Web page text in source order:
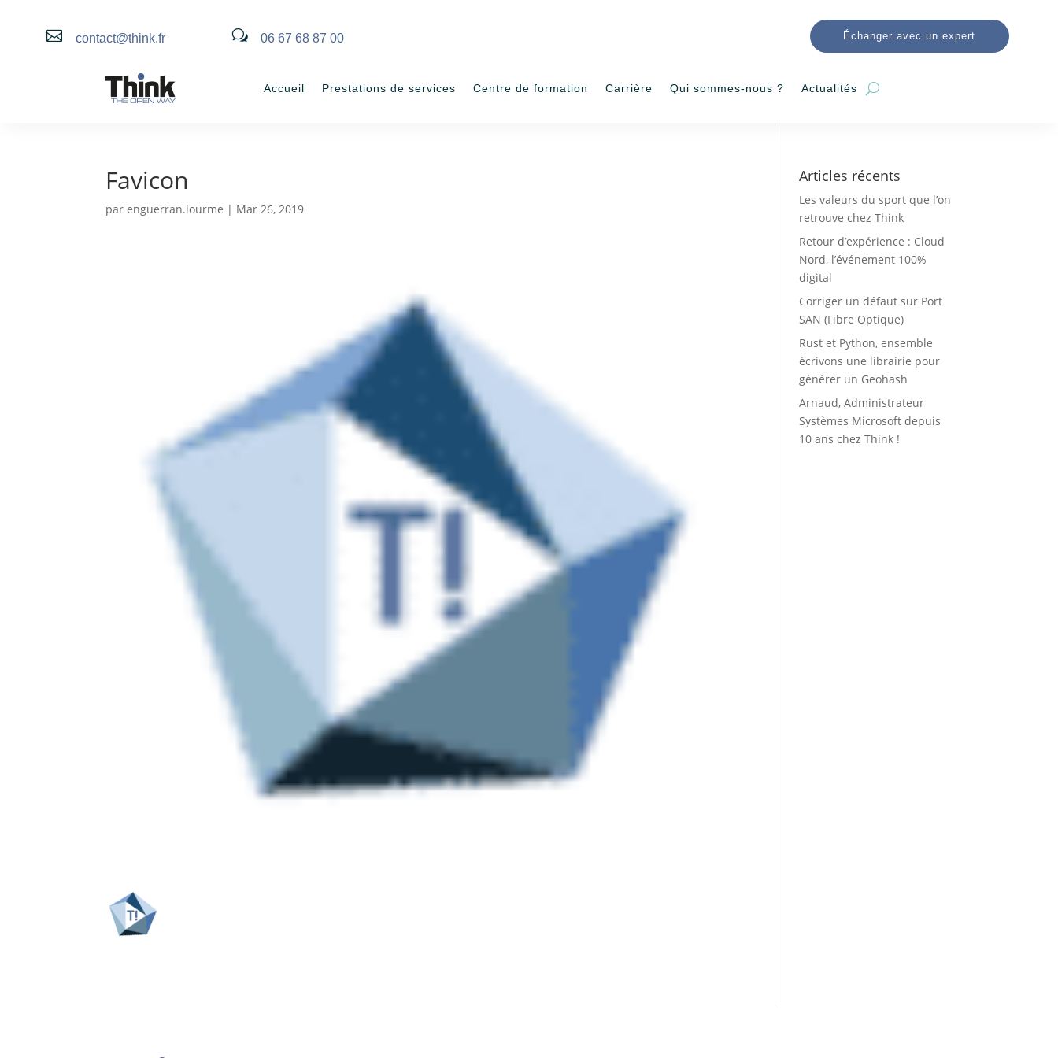
 contact@think.fr w 06 67 68 87 00 Échanger avec un expert
Accueil Prestations de services Centre de formation Carrière Qui sommes-nous ? Actualités
Favicon
parenguerran.lourme | Mar 26, 2019
Articles récents
Les valeurs du sport que l’on
retrouve chez Think
Retour d’expérience : Cloud
Nord, l’événement 100%
digital
Corriger un défaut sur Port
SAN (Fibre Optique)
Rust et Python, ensemble
écrivons une librairie pour
générer un Geohash
Arnaud, Administrateur
Systèmes Microsoft depuis
10 ans chez Think !